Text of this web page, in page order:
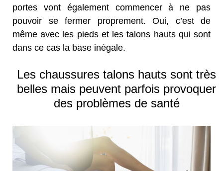
portes vont également commencer à ne pas
pouvoir se fermer proprement. Oui, c’est de
même avec les pieds et les talons hauts qui sont
dans ce cas la base inégale.
Les chaussures talons hauts sont très
belles mais peuvent parfois provoquer
des problèmes de santé